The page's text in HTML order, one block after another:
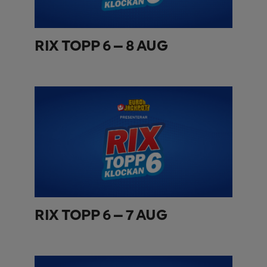
RIX TOPP 6 – 8 AUG
RIX TOPP 6 – 7 AUG